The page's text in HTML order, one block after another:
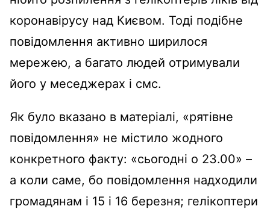
коронавірусу над Києвом. Тоді подібне
повідомлення активно ширилося
мережею, а багато людей отримували
його у меседжерах і смс.
Як було вказано в матеріалі, «рятівне
повідомлення» не містило жодного
конкретного факту: «сьогодні о 23.00» –
а коли саме, бо повідомлення надходили
громадянам і 15 і 16 березня; гелікоптери